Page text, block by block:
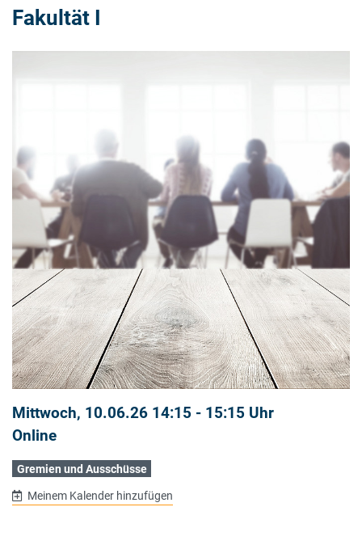
Fakultät I
Mittwoch, 10.06.26 14:15 - 15:15 Uhr
Online
Gremien und Ausschüsse
Meinem Kalender hinzufügen